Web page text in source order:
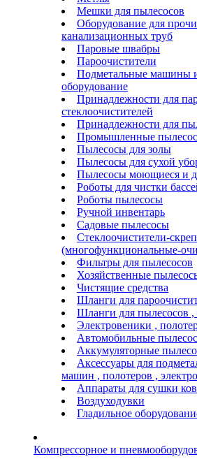
Мешки для пылесосов
Оборудование для
канализационных труб
Паровые швабры
Пароочистители
Подметальные машины
оборудование
Принадлежности для
стеклоочистителей
Принадлежности для
Промышленные
Пылесосы для золы
Пылесосы для сухой
Пылесосы моющиеся и
Роботы для чистки
Роботы пылесосы
Ручной инвентарь
Садовые пылесосы
Стеклоочистители-
(многофункциональные-
Фильтры для пылесосов
Хозяйственные
Чистящие средства
Шланги для
Шланги для пылесосов
Электровеники ,
Автомобильные
Аккумуляторные
Аксессуары для
машин , полотеров ,
Аппараты для сушки
Воздуходувки
Гладильное
Компрессорное и